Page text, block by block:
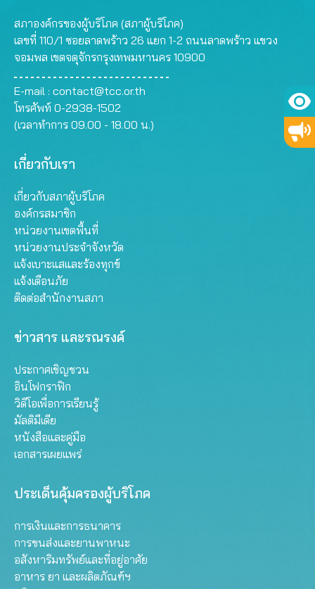
สภาองค์กรของผู้บริโภค (สภาผู้บริโภค)
เลขที่ 110/1 ซอยลาดพร้าว 26 แยก 1-2 ถนนลาดพร้าว แขวง
จอมพล เขตจตุจักรกรุงเทพมหานคร 10900
E-mail : contact@tcc.or.th
โทรศัพท์ 0-2938-1502
(เวลาทำการ 09.00 - 18.00 น.)
เกี่ยวกับเรา
เกี่ยวกับสภาผู้บริโภค
องค์กรสมาชิก
หน่วยงานเขตพื้นที่
หน่วยงานประจำจังหวัด
แจ้งเบาะแสและร้องทุกข์
แจ้งเตือนภัย
ติดต่อสำนักงานสภา
ข่าวสาร และรณรงค์
ประกาศเชิญชวน
อินโฟกราฟิก
วิดีโอเพื่อการเรียนรู้
มัลติมีเดีย
หนังสือและคู่มือ
เอกสารเผยแพร่
ประเด็นคุ้มครองผู้บริโภค
การเงินและการธนาคาร
การขนส่งและยานพาหนะ
อสังหาริมทรัพย์และที่อยู่อาศัย
อาหาร ยา และผลิตภัณฑ์ฯ